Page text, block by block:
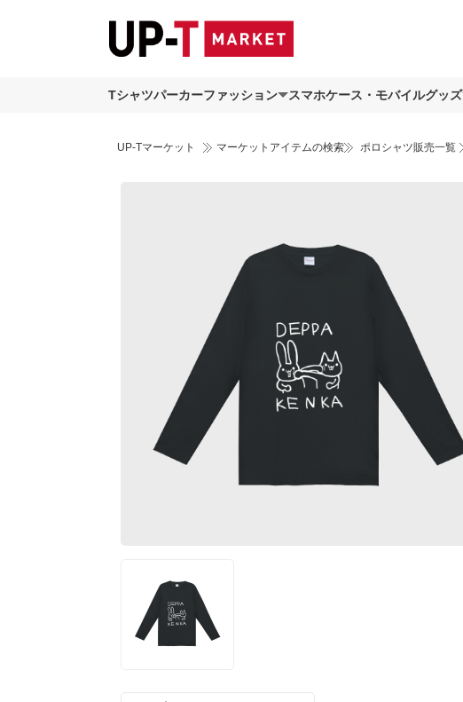
Tシャツパーカーファッション スマホケース・モバイルグッズ
UP-Tマーケット マーケットアイテムの検索 ポロシャツ販売一覧